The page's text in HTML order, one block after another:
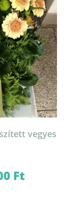
vegyes
Ft29.000 Ft